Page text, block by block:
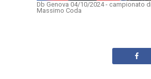
Db Genova 04/10/2024 - campionato
Massimo Coda